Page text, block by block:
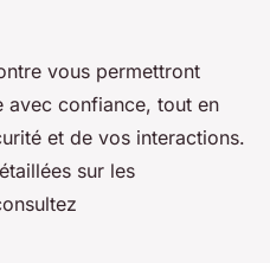
vous permettront
avec confiance, tout en
et de vos interactions.
sur les